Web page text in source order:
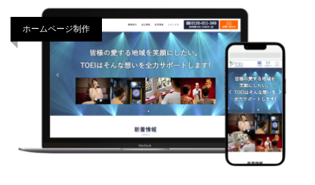
ホームページ制作